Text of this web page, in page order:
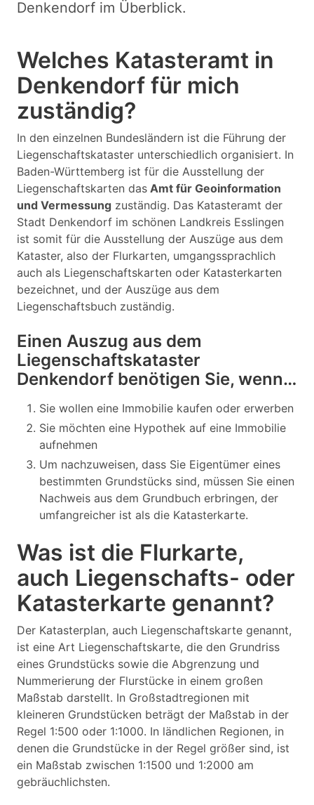
Denkendorf im Überblick.
Welches Katasteramt in
Denkendorf für mich
zuständig?
In den einzelnen Bundesländern ist die Führung der
Liegenschaftskataster unterschiedlich organisiert. In
Baden-Württemberg ist für die Ausstellung der
Liegenschaftskarten das Amt für Geoinformation
und Vermessung zuständig. Das Katasteramt der
Stadt Denkendorf im schönen Landkreis Esslingen
ist somit für die Ausstellung der Auszüge aus dem
Kataster, also der Flurkarten, umgangssprachlich
auch als Liegenschaftskarten oder Katasterkarten
bezeichnet, und der Auszüge aus dem
Liegenschaftsbuch zuständig.
Einen Auszug aus dem
Liegenschaftskataster
Denkendorf benötigen Sie, wenn…
Sie wollen eine Immobilie kaufen oder erwerben
Sie möchten eine Hypothek auf eine Immobilie
aufnehmen
Um nachzuweisen, dass Sie Eigentümer eines
bestimmten Grundstücks sind, müssen Sie einen
Nachweis aus dem Grundbuch erbringen, der
umfangreicher ist als die Katasterkarte.
Was ist die Flurkarte,
auch Liegenschafts- oder
Katasterkarte genannt?
Der Katasterplan, auch Liegenschaftskarte genannt,
ist eine Art Liegenschaftskarte, die den Grundriss
eines Grundstücks sowie die Abgrenzung und
Nummerierung der Flurstücke in einem großen
Maßstab darstellt. In Großstadtregionen mit
kleineren Grundstücken beträgt der Maßstab in der
Regel 1:500 oder 1:1000. In ländlichen Regionen, in
denen die Grundstücke in der Regel größer sind, ist
ein Maßstab zwischen 1:1500 und 1:2000 am
gebräuchlichsten.